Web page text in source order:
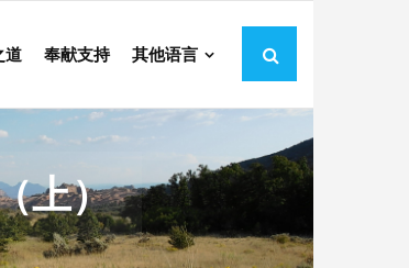
道 奉献支持 其他语言
上）